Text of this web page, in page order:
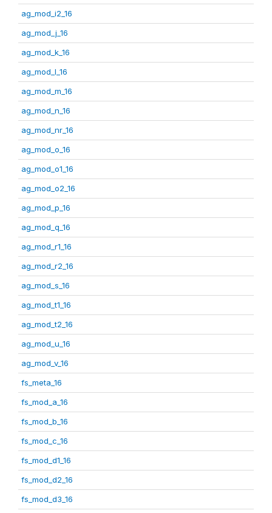
ag_mod_i2_16
ag_mod_j_16
ag_mod_k_16
ag_mod_l_16
ag_mod_m_16
ag_mod_n_16
ag_mod_nr_16
ag_mod_o_16
ag_mod_o1_16
ag_mod_o2_16
ag_mod_p_16
ag_mod_q_16
ag_mod_r1_16
ag_mod_r2_16
ag_mod_s_16
ag_mod_t1_16
ag_mod_t2_16
ag_mod_u_16
ag_mod_v_16
fs_meta_16
fs_mod_a_16
fs_mod_b_16
fs_mod_c_16
fs_mod_d1_16
fs_mod_d2_16
fs_mod_d3_16